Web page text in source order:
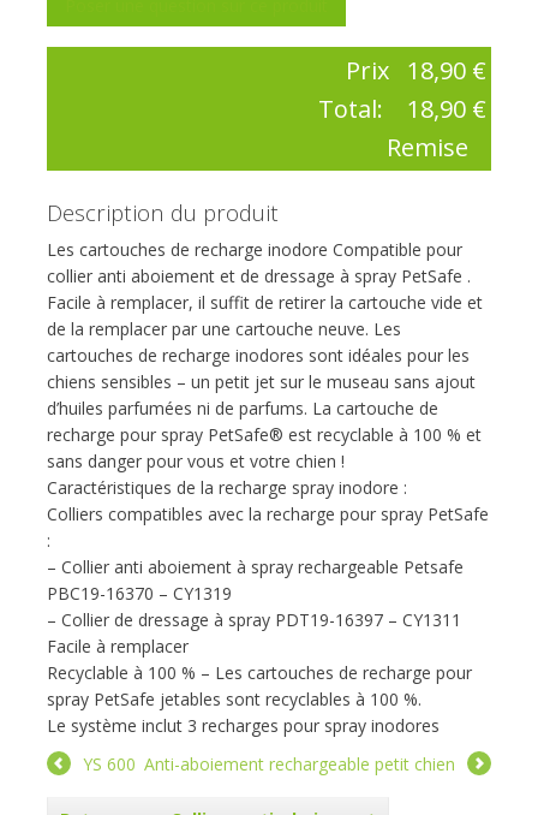
Prix 18,90 €
Total:
18,90 €
Remise
Description du produit
Les cartouches de recharge inodore Compatible pour
collier anti aboiement et de dressage à spray PetSafe .
Facile à remplacer, il suffit de retirer la cartouche vide et
de la remplacer par une cartouche neuve. Les
cartouches de recharge inodores sont idéales pour les
chiens sensibles – un petit jet sur le museau sans ajout
d’huiles parfumées ni de parfums. La cartouche de
recharge pour spray PetSafe® est recyclable à 100 % et
sans danger pour vous et votre chien !
Caractéristiques de la recharge spray inodore :
Colliers compatibles avec la recharge pour spray PetSafe
:
– Collier anti aboiement à spray rechargeable Petsafe
PBC19-16370 – CY1319
– Collier de dressage à spray PDT19-16397 – CY1311
Facile à remplacer
Recyclable à 100 % – Les cartouches de recharge pour
spray PetSafe jetables sont recyclables à 100 %.
Le système inclut 3 recharges pour spray inodores
Anti-aboiement rechargeable petit chien
YS 600